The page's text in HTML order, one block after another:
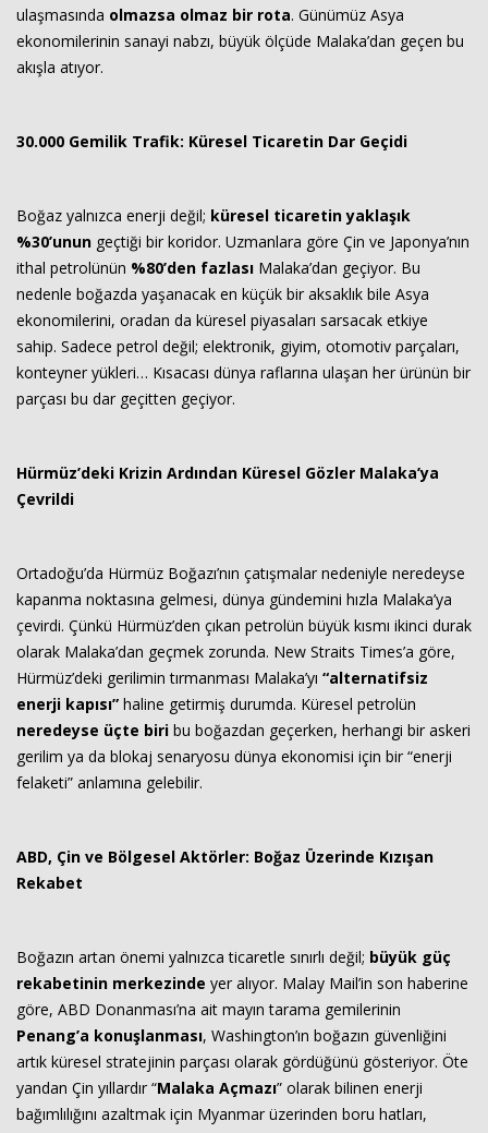
ulaşmasında olmazsa olmaz bir rota. Günümüz Asya
ekonomilerinin sanayi nabzı, büyük ölçüde Malaka’dan geçen bu
akışla atıyor.
30.000 Gemilik Trafik: Küresel Ticaretin Dar Geçidi
Boğaz yalnızca enerji değil; küresel ticaretin yaklaşık
%30’unun geçtiği bir koridor. Uzmanlara göre Çin ve Japonya’nın
ithal petrolünün %80’den fazlası Malaka’dan geçiyor. Bu
nedenle boğazda yaşanacak en küçük bir aksaklık bile Asya
ekonomilerini, oradan da küresel piyasaları sarsacak etkiye
sahip. Sadece petrol değil; elektronik, giyim, otomotiv parçaları,
konteyner yükleri… Kısacası dünya raflarına ulaşan her ürünün bir
parçası bu dar geçitten geçiyor.
Hürmüz’deki Krizin Ardından Küresel Gözler Malaka’ya
Çevrildi
Ortadoğu’da Hürmüz Boğazı’nın çatışmalar nedeniyle neredeyse
kapanma noktasına gelmesi, dünya gündemini hızla Malaka’ya
çevirdi. Çünkü Hürmüz’den çıkan petrolün büyük kısmı ikinci durak
olarak Malaka’dan geçmek zorunda. New Straits Times’a göre,
Hürmüz’deki gerilimin tırmanması Malaka’yı “alternatifsiz
enerji kapısı” haline getirmiş durumda. Küresel petrolün
neredeyse üçte biri bu boğazdan geçerken, herhangi bir askeri
gerilim ya da blokaj senaryosu dünya ekonomisi için bir “enerji
felaketi” anlamına gelebilir.
ABD, Çin ve Bölgesel Aktörler: Boğaz Üzerinde Kızışan
Rekabet
Boğazın artan önemi yalnızca ticaretle sınırlı değil; büyük güç
rekabetinin merkezinde yer alıyor. Malay Mail’in son haberine
göre, ABD Donanması’na ait mayın tarama gemilerinin
Penang’a konuşlanması, Washington’ın boğazın güvenliğini
artık küresel stratejinin parçası olarak gördüğünü gösteriyor. Öte
yandan Çin yıllardır “Malaka Açmazı” olarak bilinen enerji
bağımlılığını azaltmak için Myanmar üzerinden boru hatları,